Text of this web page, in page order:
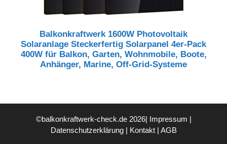
Balkonkraftwerk 1600W Photovoltaik
Solaranlage Steckerfertig Solarpanel 4er-Pack
400W für Balkon, Garten, Wohnmobile, Boote,
Anhänger, Marine, Off-Grid-Systeme
©balkonkraftwerk-check.de 2026| Impressum |
Datenschutzerklärung| Kontakt| AGB